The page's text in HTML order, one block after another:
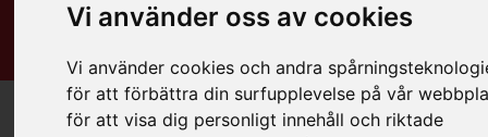
Vi använder oss av cookies
Vi använder cookies och andra
för att förbättra din surfupplevelse på vår
för att visa dig personligt innehåll och riktade
Produkter / Badkar, Duschkabiner/D-Väggar
/